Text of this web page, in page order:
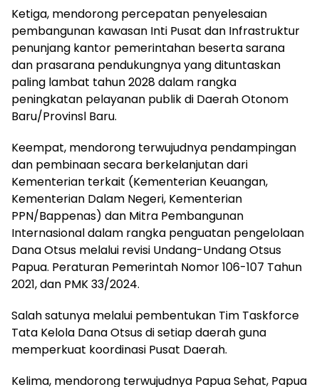
Ketiga, mendorong percepatan penyelesaian
pembangunan kawasan Inti Pusat dan Infrastruktur
penunjang kantor pemerintahan beserta sarana
dan prasarana pendukungnya yang dituntaskan
paling lambat tahun 2028 dalam rangka
peningkatan pelayanan publik di Daerah Otonom
Baru/Provinsl Baru.
Keempat, mendorong terwujudnya pendampingan
dan pembinaan secara berkelanjutan dari
Kementerian terkait (Kementerian Keuangan,
Kementerian Dalam Negeri, Kementerian
PPN/Bappenas) dan Mitra Pembangunan
Internasional dalam rangka penguatan pengelolaan
Dana Otsus melalui revisi Undang-Undang Otsus
Papua. Peraturan Pemerintah Nomor 106-107 Tahun
2021, dan PMK 33/2024.
Salah satunya melalui pembentukan Tim Taskforce
Tata Kelola Dana Otsus di setiap daerah guna
memperkuat koordinasi Pusat Daerah.
Kelima, mendorong terwujudnya Papua Sehat, Papua